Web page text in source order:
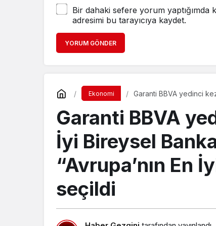
Garanti BBVA
İyi Bireysel
“Avrupa’nın En
seçildi
Haber Gezginitarafından yayınlandı
27 Temmuz 2021, 22:15yayınlandı
Bireysel bankacılık alanında yenilikçi
edenGaranti BBVA, dünyanın saygın iş